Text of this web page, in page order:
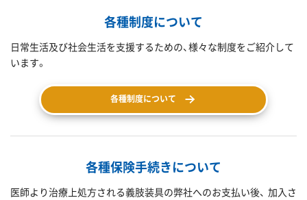
各種制度について
日常生活及び社会生活を支援するための、様々な制度をご紹介して
います。
各種制度について
各種保険手続きについて
医師より治療上処方される義肢装具の弊社へのお支払い後、 加入さ